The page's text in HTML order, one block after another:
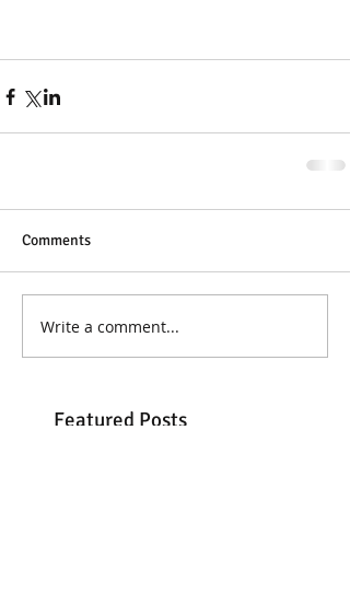
Featured Posts
Comments
Write a comment...